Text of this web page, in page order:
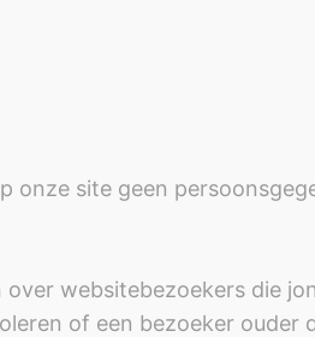
site geen
websitebezoekers die
of een bezoeker ouder